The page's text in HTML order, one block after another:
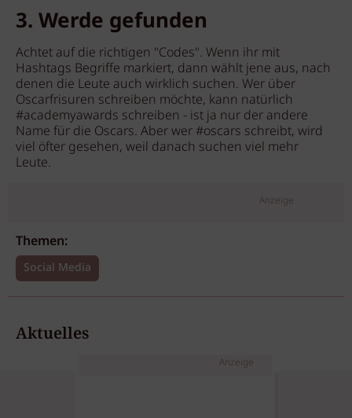
3. Werde gefunden
Achtet auf die richtigen "Codes". Wenn ihr mit
Hashtags Begriffe markiert, dann wählt jene aus, nach
denen die Leute auch wirklich suchen. Wer über
Oscarfrisuren schreiben möchte, kann natürlich
#academyawards schreiben - ist ja nur der andere
Name für die Oscars. Aber wer #oscars schreibt, wird
viel öfter gesehen, weil danach suchen viel mehr
Leute.
Anzeige
Themen:
Social Media
Aktuelles
Anzeige